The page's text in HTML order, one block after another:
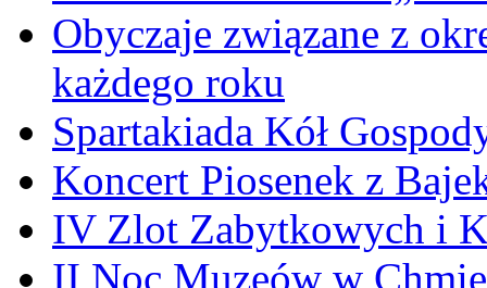
Obyczaje związane z
każdego roku
Spartakiada Kół
Koncert Piosenek z
IV Zlot Zabytkowych i
II Noc Muzeów w